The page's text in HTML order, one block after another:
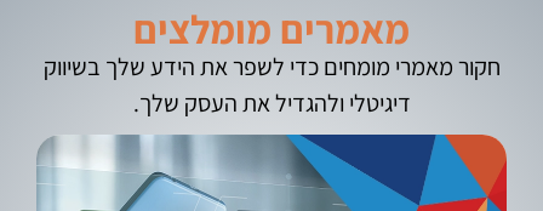
מאמרים מומלצים
חקור מאמרי מומחים כדי לשפר את הידע שלך בשיווק
דיגיטלי ולהגדיל את העסק שלך.